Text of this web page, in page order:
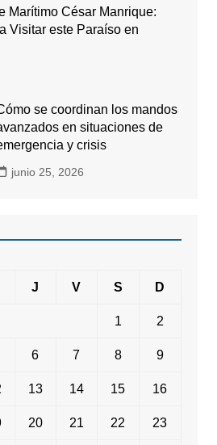
Marítimo César Manrique:
Visitar este Paraíso en
se coordinan los mandos
en situaciones de
y crisis
junio 25, 2026
J V S D
1 2
6 7 8 9
13 14 15 16
20 21 22 23